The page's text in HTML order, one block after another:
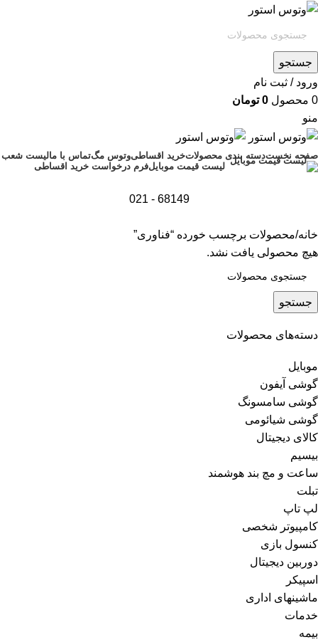
جستجو
ورود / ثبت نام
0 محصول 0 تومان
منو
صفحه نخستدسته بندی محصولاتخرید اقساطیوتوس مگتماس با مالیست شعب
لیست قیمت موبایلفرم درخواست خرید اقساطی
68149 - 021
دسته‌های محصولات
موبایل
گوشی آیفون
گوشی سامسونگ
گوشی شیائومی
کالای دیجیتال
بیسیم
ساعت و مچ بند هوشمند
تبلت
لپ تاپ
کامپیوتر شخصی
کنسول بازی
دوربین دیجیتال
اسپیکر
ماشینهای اداری
خدمات
بیمه
خانه محصولات برچسب خورده “فناوری”
هیچ محصولی یافت نشد.
جستجو